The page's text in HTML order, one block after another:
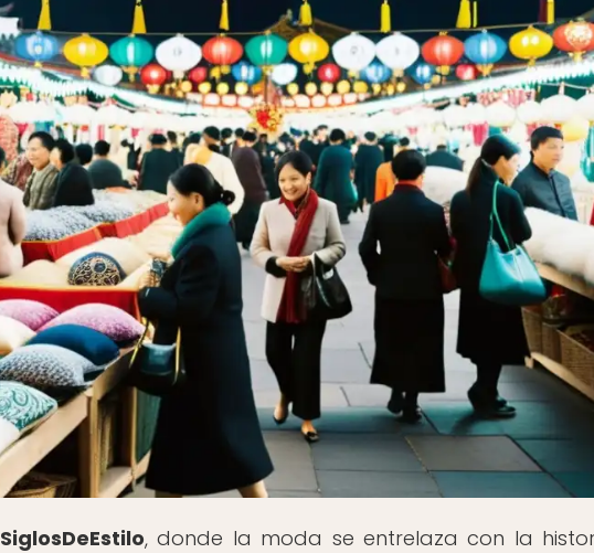
SiglosDeEstilo, donde la moda se entrelaza con la